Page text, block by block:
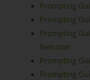
Prompting
Prompting
Prompting
Benutzer
Prompting
Prompting